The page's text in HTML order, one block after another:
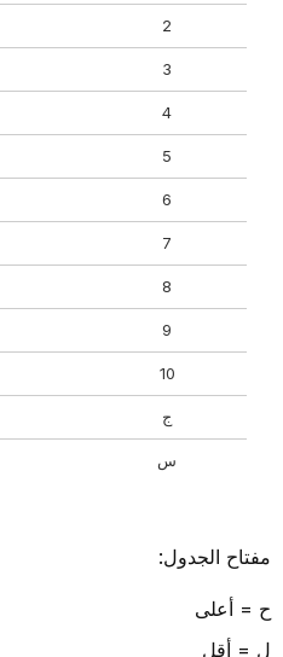
10
س
مفتاح الجدول:
ح = أعلى
ل = أقل